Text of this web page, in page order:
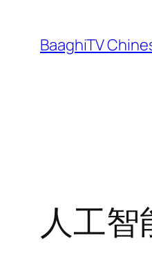
content
BaaghiTV
人工智